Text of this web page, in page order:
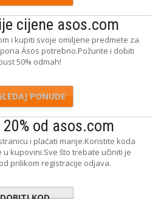
cijene asos.com
i kupiti svoje omiljene predmete za
Ásos potrebno.Požurite i dobiti
50% odmah!
PONUDE
od asos.com
i plaćati manje.Koristite koda
u kupovini.Sve što trebate učiniti je
prilikom registracije odjava.